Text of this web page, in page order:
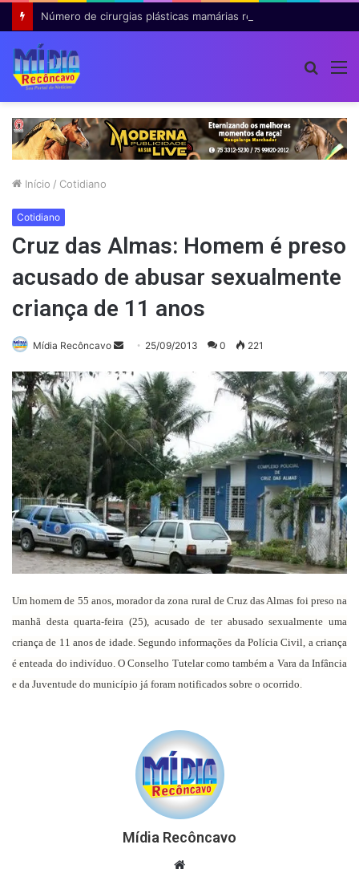
Início / Cotidiano
Cotidiano
Cruz das Almas: Homem é preso
acusado de abusar sexualmente
criança de 11 anos
Mídia Recôncavo
Mande
e-
mail
25/09/2013 0 221
Um homem de 55 anos, morador da zona rural de Cruz das Almas foi preso na
manhã desta quarta-feira (25), acusado de ter abusado sexualmente uma
criança de 11 anos de idade. Segundo informações da Polícia Civil, a criança
é enteada do indivíduo. O Conselho Tutelar como também a Vara da Infância
e da Juventude do município já foram notificados sobre o ocorrido.
Mídia Recôncavo
Website